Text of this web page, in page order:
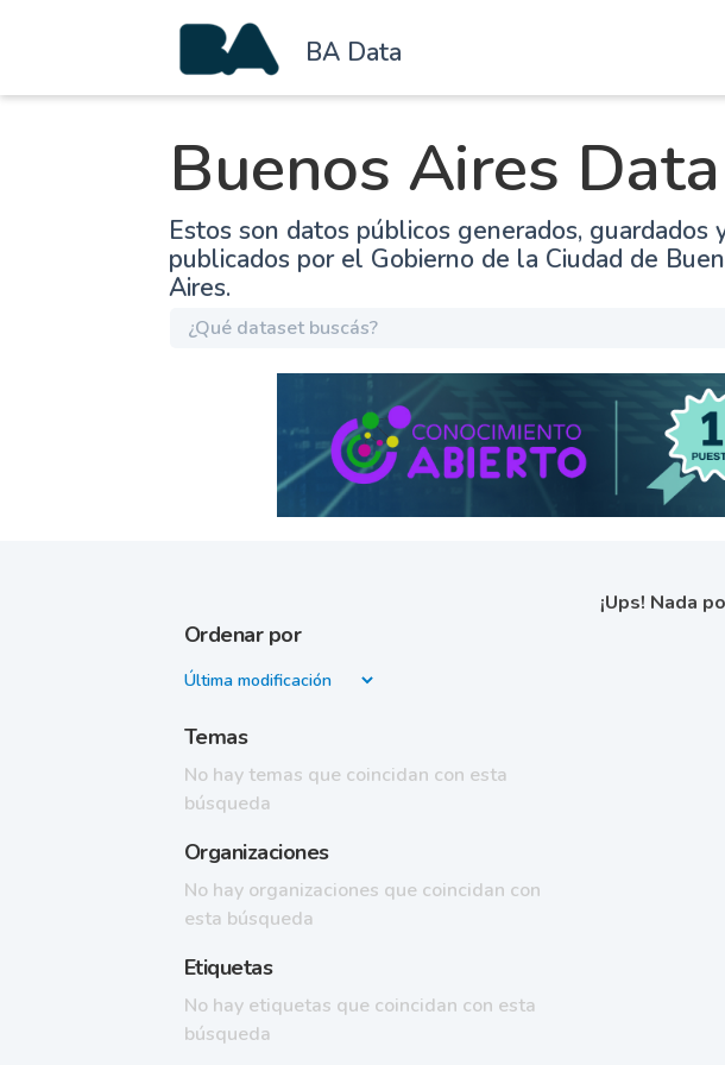
BA Data
Buenos Aires Data
Estos son datos públicos generados, guardados
publicados por el Gobierno de la Ciudad de
Aires.
Ordenar por
Temas
No hay temas que coincidan con esta
búsqueda
Organizaciones
No hay organizaciones que coincidan con
esta búsqueda
Etiquetas
No hay etiquetas que coincidan con esta
búsqueda
¡Ups! Nada